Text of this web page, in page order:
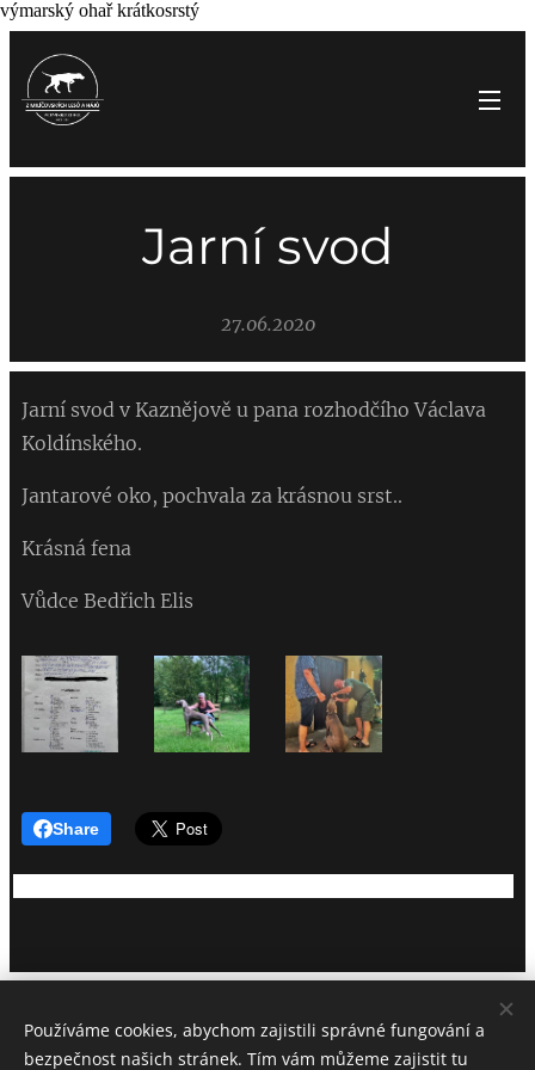
výmarský ohař krátkosrstý
Jarní svod
27.06.2020
Jarní svod v Kaznějově u pana rozhodčího Václava
Koldínského.
Jantarové oko, pochvala za krásnou srst..
Krásná fena
Vůdce Bedřich Elis
Share
CHS Z MILÍČOVSKÝCH LESŮ A HÁJŮ
Petra Trundová
Používáme cookies, abychom zajistili správné fungování a
bezpečnost našich stránek. Tím vám můžeme zajistit tu